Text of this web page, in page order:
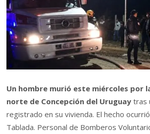
Un hombre murió este miércoles por
norte de Concepción del Uruguay tras
registrado en su vivienda. El hecho
Tablada. Personal de Bomberos